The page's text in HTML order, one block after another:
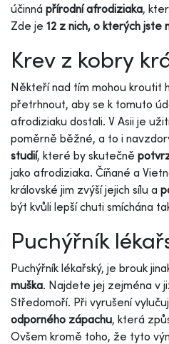
účinná přírodní afrodiziaka,
Zde je 12 z nich, o kterých jste
Krev z kobry
Někteří nad tím mohou kroutit
přetrhnout, aby se k tomuto
afrodiziaku dostali. V Asii je
poměrně běžné, a to i
studií, které by skutečně
jako afrodiziaka. Číňané a
královské jim zvýší jejich sílu a
být kvůli lepší chuti smíchána
Puchýřník
Puchýřník lékařský, je brouk
muška. Najdete jej zejména v
Středomoří. Při vyrušení
odporného zápachu, která
Ovšem kromě toho, že tyto